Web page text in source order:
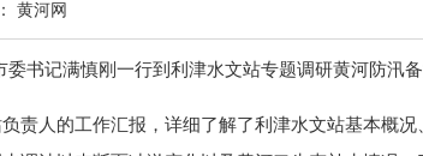
黄河网
书记满慎刚一行到利津水文站专题调研黄河防汛备
责人的工作汇报，详细了解了利津水文站基本概